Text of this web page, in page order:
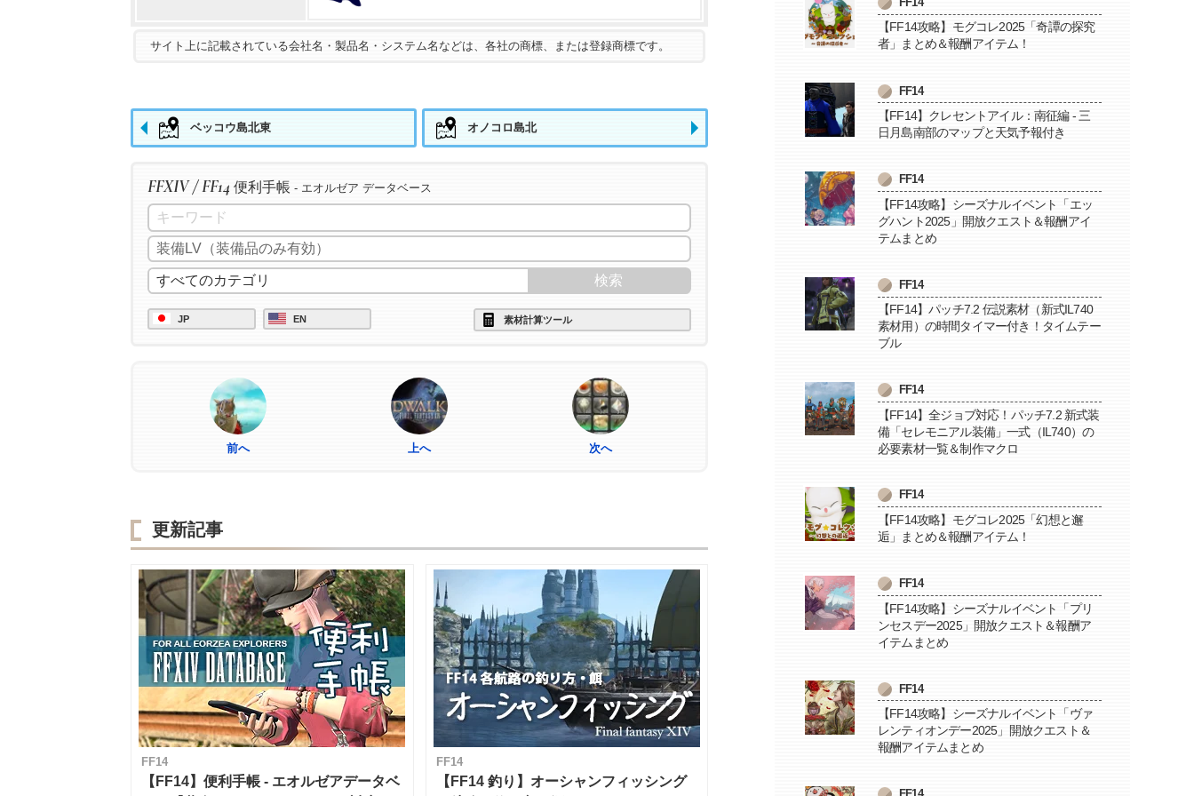
サイト上に記載されている会社名・製品名・システム名などは、各社の商標、または登録商標です。
ベッコウ島北東 オノコロ島北
FFXIV / FF14 便利手帳 - エオルゼア データベース
JP EN 素材計算ツール
前へ 上へ 次へ
更新記事
FF14
【FF14】便利手帳 - エオルゼアデータベ
FF14
【FF14 釣り】オーシャンフィッシング
【FF14攻略】モグコレ2025「奇譚の探究
者」まとめ＆報酬アイテム！
FF14
【FF14】クレセントアイル：南征編 - 三
日月島南部のマップと天気予報付き
FF14
【FF14攻略】シーズナルイベント「エッ
グハント2025」開放クエスト＆報酬アイ
テムまとめ
FF14
【FF14】パッチ7.2 伝説素材（新式IL740
素材用）の時間タイマー付き！タイムテー
ブル
FF14
【FF14】全ジョブ対応！パッチ7.2 新式装
備「セレモニアル装備」一式（IL740）の
必要素材一覧＆制作マクロ
FF14
【FF14攻略】モグコレ2025「幻想と邂
逅」まとめ＆報酬アイテム！
FF14
【FF14攻略】シーズナルイベント「プリ
ンセスデー2025」開放クエスト＆報酬ア
イテムまとめ
FF14
【FF14攻略】シーズナルイベント「ヴァ
レンティオンデー2025」開放クエスト＆
報酬アイテムまとめ